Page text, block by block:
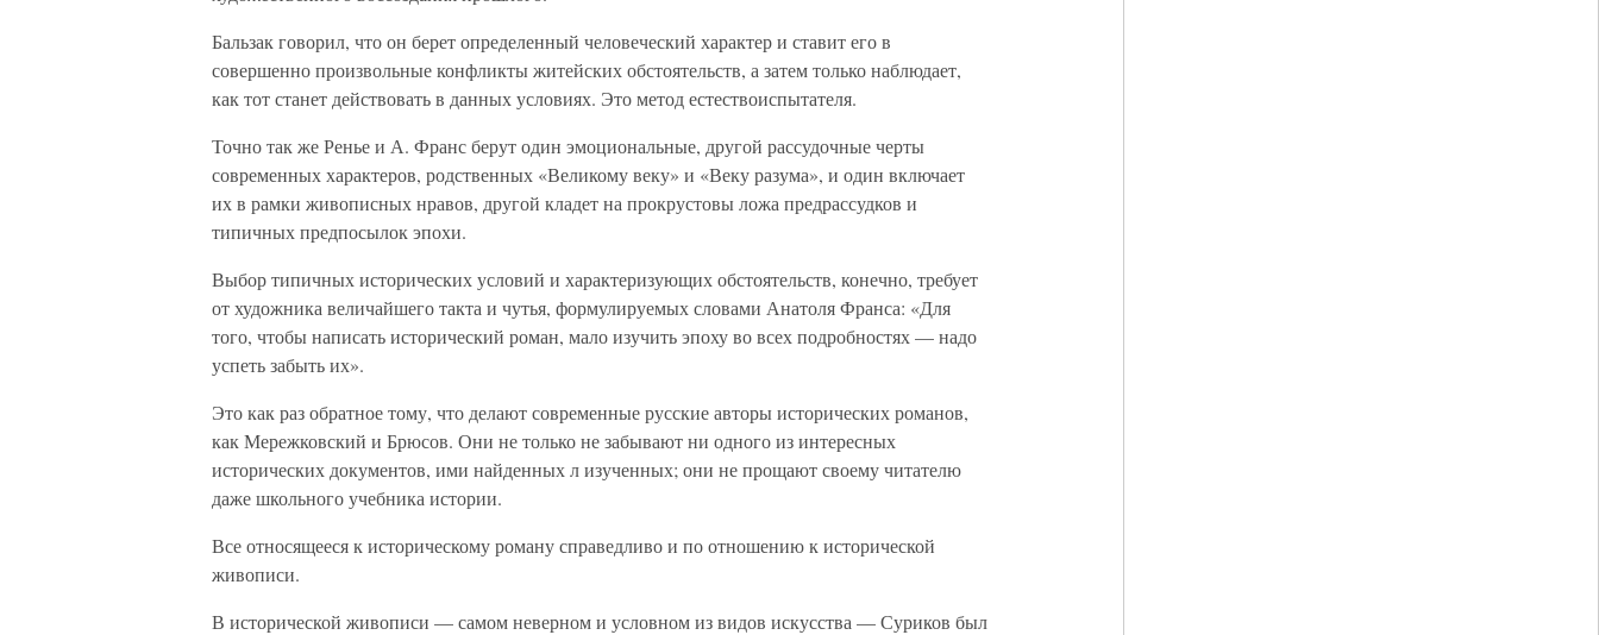
Бальзак говорил, что он берет определенный человеческий характер и ставит его в
совершенно произвольные конфликты житейских обстоятельств, а затем только наблюдает,
как тот станет действовать в данных условиях. Это метод естествоиспытателя.
Точно так же Ренье и А. Франс берут один эмоциональные, другой рассудочные черты
современных характеров, родственных «Великому веку» и «Веку разума», и один включает
их в рамки живописных нравов, другой кладет на прокрустовы ложа предрассудков и
типичных предпосылок эпохи.
Выбор типичных исторических условий и характеризующих обстоятельств, конечно, требует
от художника величайшего такта и чутья, формулируемых словами Анатоля Франса: «Для
того, чтобы написать исторический роман, мало изучить эпоху во всех подробностях — надо
успеть забыть их».
Это как раз обратное тому, что делают современные русские авторы исторических романов,
как Мережковский и Брюсов. Они не только не забывают ни одного из интересных
исторических документов, ими найденных л изученных; они не прощают своему читателю
даже школьного учебника истории.
Все относящееся к историческому роману справедливо и по отношению к исторической
живописи.
В исторической живописи — самом неверном и условном из видов искусства — Суриков был